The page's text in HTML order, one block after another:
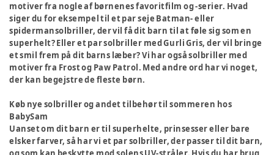
motiver fra nogle af børnenes favoritfilm og -serier. Hvad
siger du for eksempel til et par seje Batman- eller
spidermansolbriller, der vil få dit barn til at føle sig som en
superhelt? Eller et par solbriller med Gurli Gris, der vil bringe
et smil frem på dit barns læber? Vi har også solbriller med
motiver fra Frost og Paw Patrol. Med andre ord har vi noget,
der kan begejstre de fleste børn.
Køb nye solbriller og andet tilbehør til sommeren hos
BabySam
Uanset om dit barn er til superhelte, prinsesser eller bare
elsker farver, så har vi et par solbriller, der passer til dit barn,